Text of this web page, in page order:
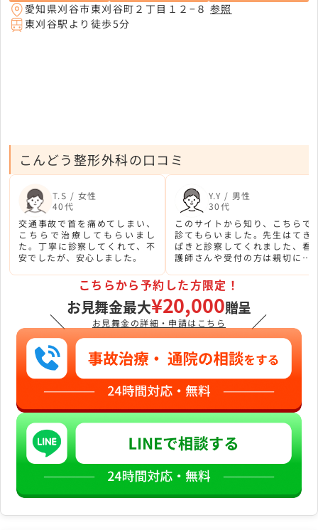
愛知県刈谷市東刈谷町２丁目１２−８ 参照
東刈谷駅より徒歩5分
こんどう整形外科の口コミ
T.S / 女性
40代
交通事故で首を痛めてしまい、
こちらで治療してもらいまし
た。丁寧に診察してくれて、不
安でしたが、安心しました。
Y.Y / 男性
30代
このサイトから知り、こちらで
診てもらいました。先生はてき
ぱきと診察してくれました、看
護師さんや受付の方は親切にし
＼
こちらから予約した方限定！
お見舞金最大¥20,000贈呈
お見舞金の詳細・申請はこちら ／